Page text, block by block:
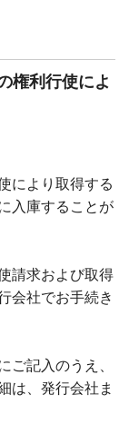
権利行使によ
により取得する
入庫することが
請求および取得
会社でお手続き
ご記入のうえ、
は、発行会社ま